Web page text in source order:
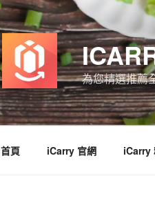
為您精選推薦
首頁 iCarry 官網 iCarry